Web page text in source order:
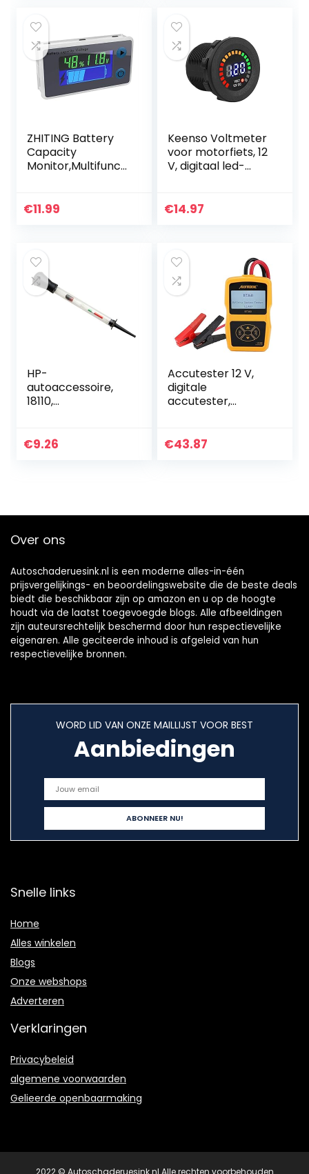
ZHITING Battery
Capacity
Monitor,Multifuncti
Capaciteit Meter
€11.99
Keenso Voltmeter
voor motorfiets, 12
V, digitaal led-
indicator, volt…
€14.97
HP-
autoaccessoire,
18110,
€9.26
Accutester 12 V,
digitale
accutester,
€43.87
Over ons
Autoschaderuesink.nl is een moderne alles-in-één
prijsvergelijkings- en beoordelingswebsite die de beste deals
biedt die beschikbaar zijn op amazon en u op de hoogte
houdt via de laatst toegevoegde blogs. Alle afbeeldingen
zijn auteursrechtelijk beschermd door hun respectievelijke
eigenaren. Alle geciteerde inhoud is afgeleid van hun
respectievelijke bronnen.
WORD LID VAN ONZE MAILLIJST VOOR BEST
Aanbiedingen
Snelle links
Home
Alles winkelen
Blogs
Onze webshops
Adverteren
Verklaringen
Privacybeleid
algemene voorwaarden
Gelieerde openbaarmaking